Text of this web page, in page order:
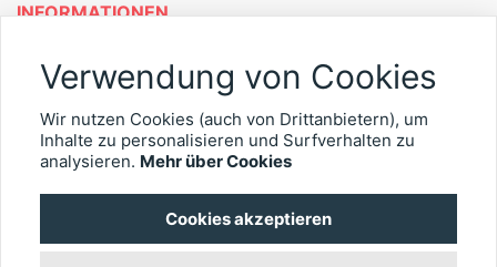
INFORMATIONEN
Was ist EYEFOX – Ihre Möglichkeiten
Kontakt
Verwendung von Cookies
Wir nutzen Cookies (auch von Drittanbietern), um
Inhalte zu personalisieren und Surfverhalten zu
analysieren. Mehr über Cookies
Cookies akzeptieren